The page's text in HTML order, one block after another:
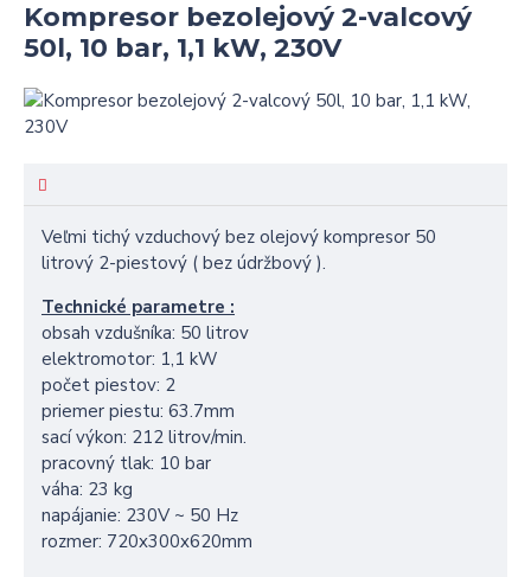
Kompresor bezolejový 2-valcový
50l, 10 bar, 1,1 kW, 230V
Veľmi tichý vzduchový bez olejový kompresor 50
litrový 2-piestový ( bez údržbový ).
Technické parametre :
obsah vzdušníka: 50 litrov
elektromotor: 1,1 kW
počet piestov: 2
priemer piestu: 63.7mm
sací výkon: 212 litrov/min.
pracovný tlak: 10 bar
váha: 23 kg
napájanie: 230V ~ 50 Hz
rozmer: 720x300x620mm